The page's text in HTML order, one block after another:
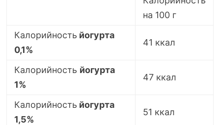
на 100 г
Калорийность йогурта
0,1%
41 ккал
Калорийность йогурта
1%
47 ккал
Калорийность йогурта
1,5%
51 ккал